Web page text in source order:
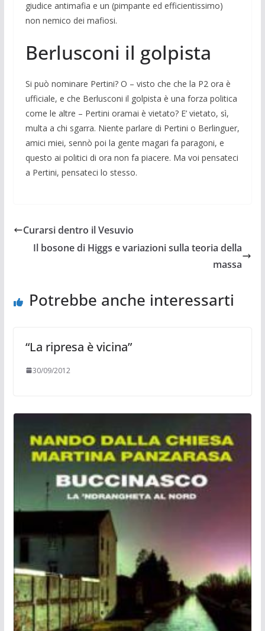
giudice antimafia e un (pimpan­te ed ef­ficientissimo)
non nemico dei mafiosi.
Berlusconi il golpista
Si può nominare Pertini? O – visto che che la P2 ora è
ufficiale, e che Berlusconi il golpista è una forza politica
come le altre – Pertini oramai è vietato? E’ vietato, sì,
multa a chi sgarra. Niente parlare di Perti­ni o Berlinguer,
amici miei, sennò poi la gente magari fa paragoni, e
questo ai poli­tici di ora non fa piacere. Ma voi pensateci
a Pertini, pensateci lo stesso.
Curarsi dentro il Vesuvio
Il bosone di Higgs e variazioni sulla teoria della
massa
Potrebbe anche interessarti
“La ripresa è vicina”
30/09/2012